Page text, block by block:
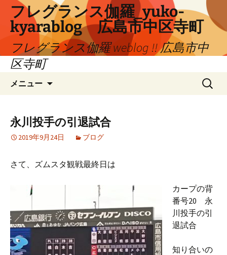
ツ
フレグランス伽羅_yuko-
kyarablog 広島市中区寺町
フレグランス伽羅 weblog !! 広島市中
区寺町
メニュー
検
索:
永川投手の引退試合
2019年9月24日 ブログ
さて、ズムスタ観戦最終日は
カープの背
番号20 永
川投手の引
退試合
知り合いの